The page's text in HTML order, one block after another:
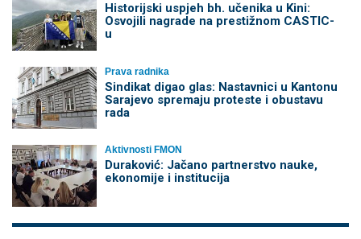
Historijski uspjeh bh. učenika u Kini:
Osvojili nagrade na prestižnom CASTIC-
u
Prava radnika
Sindikat digao glas: Nastavnici u Kantonu
Sarajevo spremaju proteste i obustavu
rada
Aktivnosti FMON
Duraković: Jačano partnerstvo nauke,
ekonomije i institucija